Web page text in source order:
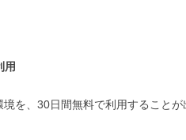
用
境を、30日間無料で利用することが